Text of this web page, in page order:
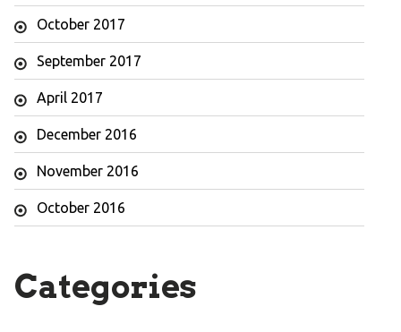
October 2017
September 2017
April 2017
December 2016
November 2016
October 2016
Categories